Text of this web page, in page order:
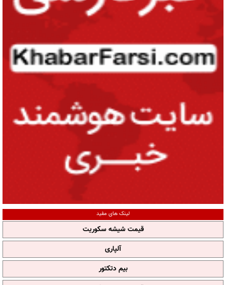
لینک های مفید
قیمت شیشه سکوریت
آلپاری
بیم دتکتور